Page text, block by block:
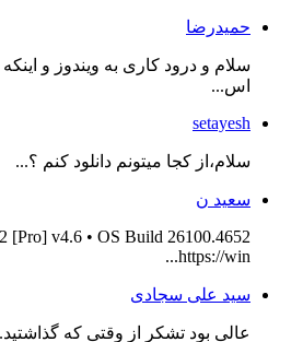
حمیدرضا
سلام و درود کاری به ویندوز و
اس...
setayesh
سلام،از کجا میتونم دانلود کنم ؟...
سعید ن
[Pro] v4.6 • OS Build 26100.4652
https://win...
سید علی سجادی
عالی بود تشکر از وقتی که